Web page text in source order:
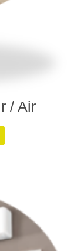
/ Air